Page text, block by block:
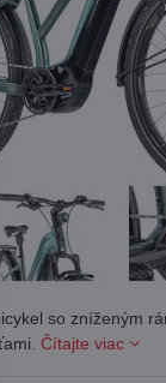
so zníženým
Čítajte viac